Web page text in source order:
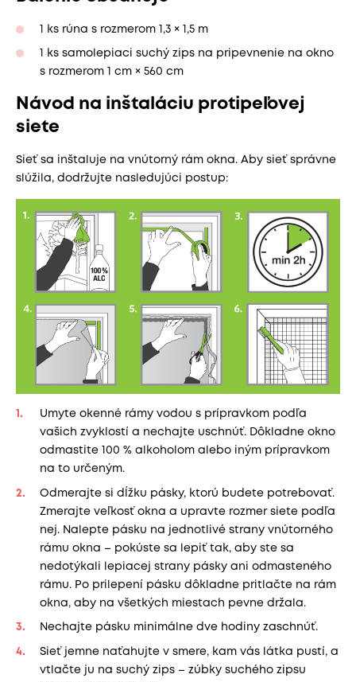
1 ks rúna s rozmerom 1,3 × 1,5 m
1 ks samolepiaci suchý zips na pripevnenie na okno
s rozmerom 1 cm × 560 cm
Návod na inštaláciu protipeľovej
siete
Sieť sa inštaluje na vnútorný rám okna. Aby sieť správne
slúžila, dodržujte nasledujúci postup:
Umyte okenné rámy vodou s prípravkom podľa
vašich zvyklostí a nechajte uschnúť. Dôkladne okno
odmastite 100 % alkoholom alebo iným prípravkom
na to určeným.
Odmerajte si dĺžku pásky, ktorú budete potrebovať.
Zmerajte veľkosť okna a upravte rozmer siete podľa
nej. Nalepte pásku na jednotlivé strany vnútorného
rámu okna – pokúste sa lepiť tak, aby ste sa
nedotýkali lepiacej strany pásky ani odmasteného
rámu. Po prilepení pásku dôkladne pritlačte na rám
okna, aby na všetkých miestach pevne držala.
Nechajte pásku minimálne dve hodiny zaschnúť.
Sieť jemne naťahujte v smere, kam vás látka pustí, a
vtlačte ju na suchý zips – zúbky suchého zipsu